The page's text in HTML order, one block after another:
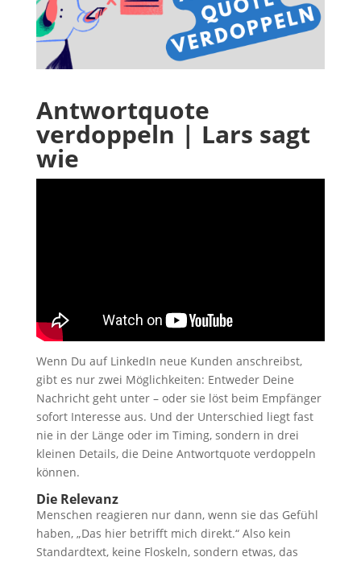
Antwortquote
verdoppeln | Lars sagt
wie
Wenn Du auf LinkedIn neue Kunden anschreibst,
gibt es nur zwei Möglichkeiten: Entweder Deine
Nachricht geht unter – oder sie löst beim Empfänger
sofort Interesse aus. Und der Unterschied liegt fast
nie in der Länge oder im Timing, sondern in drei
kleinen Details, die Deine Antwortquote verdoppeln
können.
Die Relevanz
Menschen reagieren nur dann, wenn sie das Gefühl
haben, „Das hier betrifft mich direkt.“ Also kein
Standardtext, keine Floskeln, sondern etwas, das